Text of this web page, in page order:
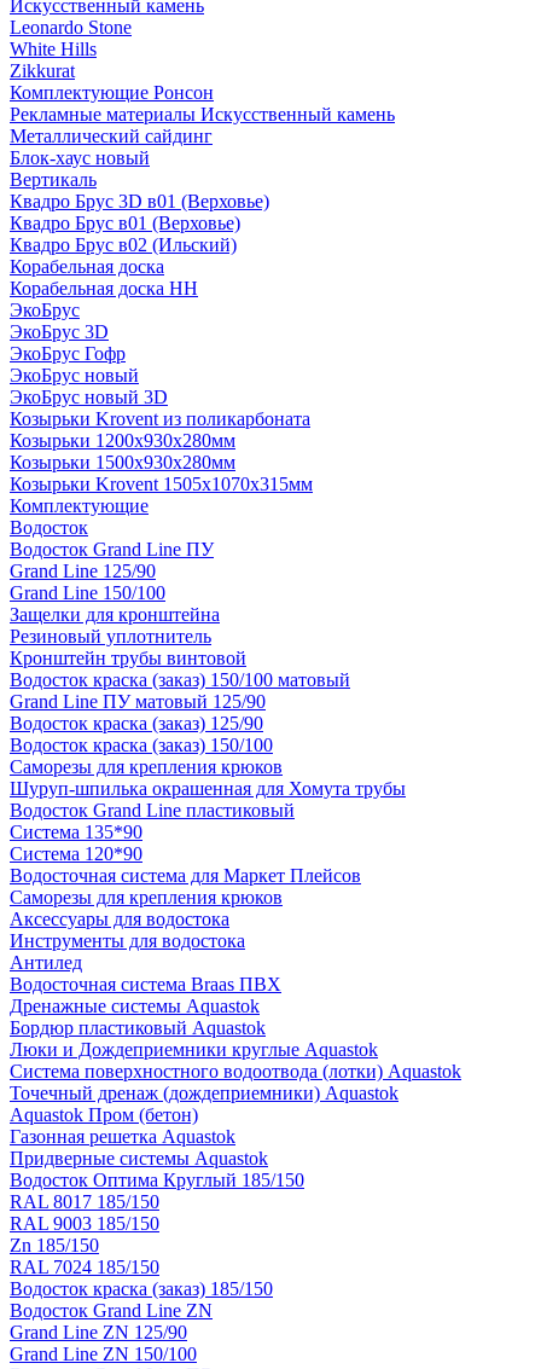
Искусственный камень
Leonardo Stone
White Hills
Zikkurat
Комплектующие Ронсон
Рекламные материалы Искусственный камень
Металлический сайдинг
Блок-хаус новый
Вертикаль
Квадро Брус 3D в01 (Верховье)
Квадро Брус в01 (Верховье)
Квадро Брус в02 (Ильский)
Корабельная доска
Корабельная доска НН
ЭкоБрус
ЭкоБрус 3D
ЭкоБрус Гофр
ЭкоБрус новый
ЭкоБрус новый 3D
Козырьки Krovent из поликарбоната
Козырьки 1200х930х280мм
Козырьки 1500х930х280мм
Козырьки Krovent 1505х1070х315мм
Комплектующие
Водосток
Водосток Grand Line ПУ
Grand Line 125/90
Grand Line 150/100
Защелки для кронштейна
Резиновый уплотнитель
Кронштейн трубы винтовой
Водосток краска (заказ) 150/100 матовый
Grand Line ПУ матовый 125/90
Водосток краска (заказ) 125/90
Водосток краска (заказ) 150/100
Саморезы для крепления крюков
Шуруп-шпилька окрашенная для Хомута трубы
Водосток Grand Line пластиковый
Система 135*90
Система 120*90
Водосточная система для Маркет Плейсов
Саморезы для крепления крюков
Аксессуары для водостока
Инструменты для водостока
Антилед
Водосточная система Braas ПВХ
Дренажные системы Aquastok
Бордюр пластиковый Aquastok
Люки и Дождеприемники круглые Aquastok
Система поверхностного водоотвода (лотки) Aquastok
Точечный дренаж (дождеприемники) Aquastok
Aquastok Пром (бетон)
Газонная решетка Aquastok
Придверные системы Aquastok
Водосток Оптима Круглый 185/150
RAL 8017 185/150
RAL 9003 185/150
Zn 185/150
RAL 7024 185/150
Водосток краска (заказ) 185/150
Водосток Grand Line ZN
Grand Line ZN 125/90
Grand Line ZN 150/100